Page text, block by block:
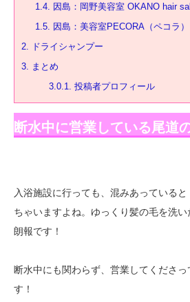
1.4. 因島：岡野美容室 OKANO hair
1.5. 因島：美容室PECORA（ペコラ）
2.
ドライシャンプー
3.
まとめ
3.0.1.
投稿者プロフィール
断水中に営業している尾道
入浴施設に行っても、混みあっている
ちゃいますよね。ゆっくり髪の毛を洗
朗報です！
断水中にも関わらず、営業してくださ
す！